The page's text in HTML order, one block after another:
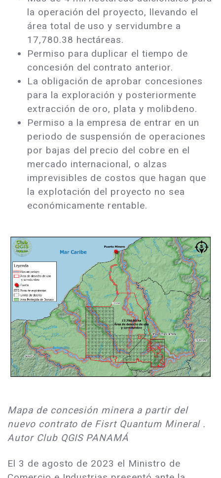
la operación del proyecto, llevando el
área total de uso y servidumbre a
17,780.38 hectáreas.
Permiso para duplicar el tiempo de
concesión del contrato anterior.
La obligación de aprobar concesiones
para la exploración y posteriormente
extracción de oro, plata y molibdeno.
Permiso a la empresa de entrar en un
periodo de suspensión de operaciones
por bajas del precio del cobre en el
mercado internacional, o alzas
imprevisibles de costos que hagan que
la explotación del proyecto no sea
económicamente rentable.
Mapa de concesión minera a partir del
nuevo contrato de Fisrt Quantum Mineral .
Autor Club QGIS PANAMÁ
El 3 de agosto de 2023 el Ministro de